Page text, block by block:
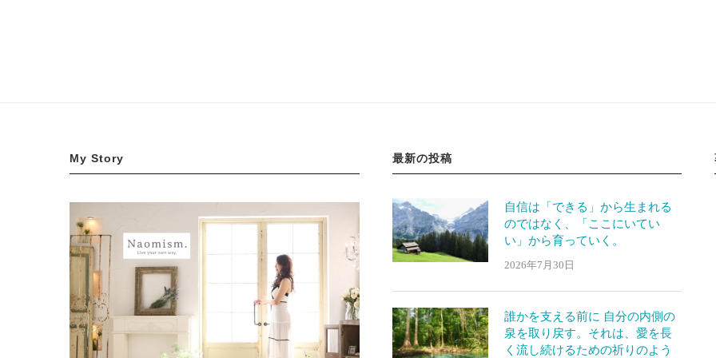
My Story 最新の投稿
自信は「できる」から生まれる
のではなく、「ここにいてい
い」から育っていく。
2026年7月30日
誰かを支える前に 自分の内側の
泉を取り戻す。それは、愛を長
く流し続けるための祈りのよう